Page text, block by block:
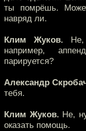
ты помрёшь.
навряд ли.
Клим Жуков. Не,
например,
парируется?
Александр
тебя.
Клим Жуков. Не,
оказать помощь.